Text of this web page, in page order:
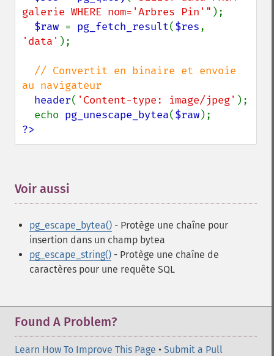
galerie WHERE nom='Arbres Pin'" );
$raw = pg_fetch_result($res
'data' );
// Convertit en binaire et envoie
au navigateur
header( 'Content-type: image/jpeg' );
  echo
pg_unescape_bytea($raw
?>
Voir aussi
pg_escape_bytea() - Protège une chaîne pour
insertion dans un champ bytea
pg_escape_string() - Protège une chaîne de
caractères pour une requête SQL
Found A Problem?
Learn How To Improve This Page • Submit a Pull